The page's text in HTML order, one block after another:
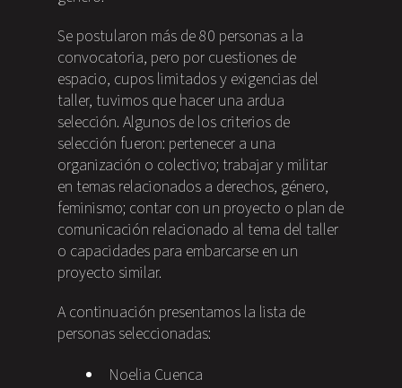
Se postularon más de 80 personas a la
convocatoria, pero por cuestiones de
espacio, cupos limitados y exigencias del
taller, tuvimos que hacer una ardua
selección. Algunos de los criterios de
selección fueron: pertenecer a una
organización o colectivo; trabajar y militar
en temas relacionados a derechos, género,
feminismo; contar con un proyecto o plan de
comunicación relacionado al tema del taller
o capacidades para embarcarse en un
proyecto similar.
A continuación presentamos la lista de
personas seleccionadas:
Noelia Cuenca